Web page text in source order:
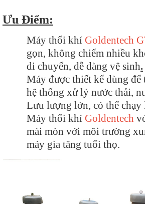
Ưu Điểm:
Máy thổi khí Goldentech
gọn, không chiếm nhiều
di chuyển, dễ dàng vệ sinh.
Máy được thiết kế dùng
hệ thống xử lý nước thải,
Lưu lượng lớn, có thể
Máy thổi khí Goldentech
mài mòn với môi trường
máy gia tăng tuổi thọ.